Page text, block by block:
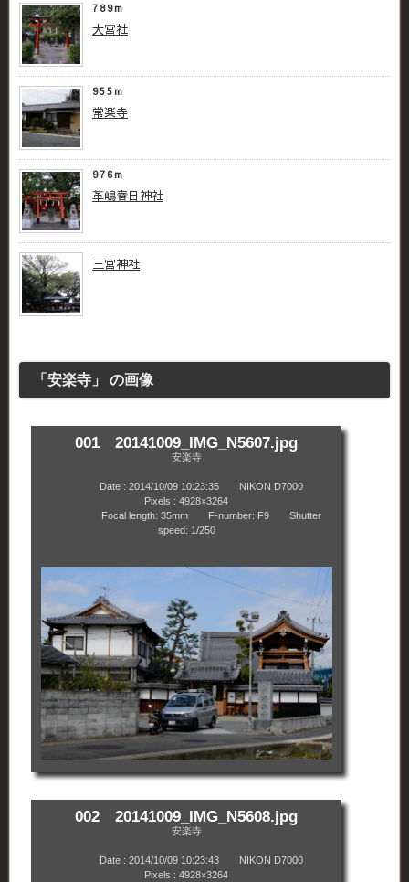
789m
大宮社
955m
常楽寺
976m
革嶋春日神社
三宮神社
「安楽寺」 の画像
001 20141009_IMG_N5607.jpg
安楽寺
Date : 2014/10/09 10:23:35 NIKON D7000
Pixels : 4928×3264
Focal length: 35mm F-number: F9 Shutter
speed: 1/250
002 20141009_IMG_N5608.jpg
安楽寺
Date : 2014/10/09 10:23:43 NIKON D7000
Pixels : 4928×3264